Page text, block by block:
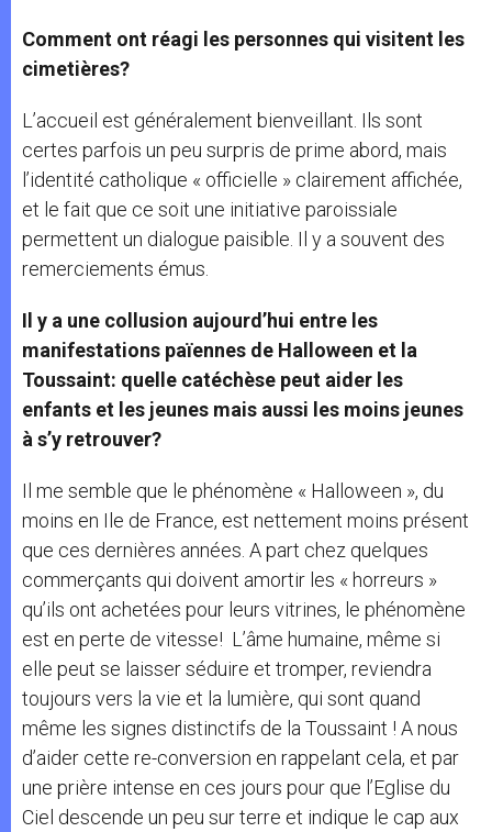
Comment ont réagi les personnes qui visitent les
cimetières?
L’accueil est généralement bienveillant. Ils sont
certes parfois un peu surpris de prime abord, mais
l’identité catholique « officielle » clairement affichée,
et le fait que ce soit une initiative paroissiale
permettent un dialogue paisible. Il y a souvent des
remerciements émus.
Il y a une collusion aujourd’hui entre les
manifestations païennes de Halloween et la
Toussaint: quelle catéchèse peut aider les
enfants et les jeunes mais aussi les moins jeunes
à s’y retrouver?
Il me semble que le phénomène « Halloween », du
moins en Ile de France, est nettement moins présent
que ces dernières années. A part chez quelques
commerçants qui doivent amortir les « horreurs »
qu’ils ont achetées pour leurs vitrines, le phénomène
est en perte de vitesse! L’âme humaine, même si
elle peut se laisser séduire et tromper, reviendra
toujours vers la vie et la lumière, qui sont quand
même les signes distinctifs de la Toussaint ! A nous
d’aider cette re-conversion en rappelant cela, et par
une prière intense en ces jours pour que l’Eglise du
Ciel descende un peu sur terre et indique le cap aux